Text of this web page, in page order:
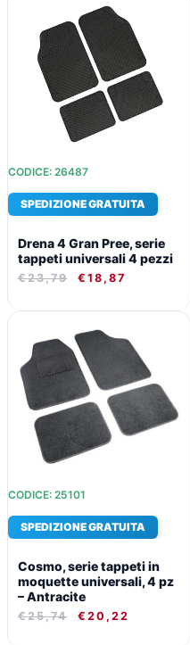
CODICE: 26487
SPEDIZIONE GRATUITA
Drena 4 Gran Pree, serie
tappeti universali 4 pezzi
€23,79
PREZZO
ORIGINALE
ERA:
€23,79.
€ 18,87
ATTUALE
È:
€18,87.
CODICE: 25101
SPEDIZIONE GRATUITA
Cosmo, serie tappeti in
moquette universali, 4 pz
– Antracite
€25,74
PREZZO
ORIGINALE
ERA:
€25,74.
€ 20,22
ATTUALE
È:
€20,22.